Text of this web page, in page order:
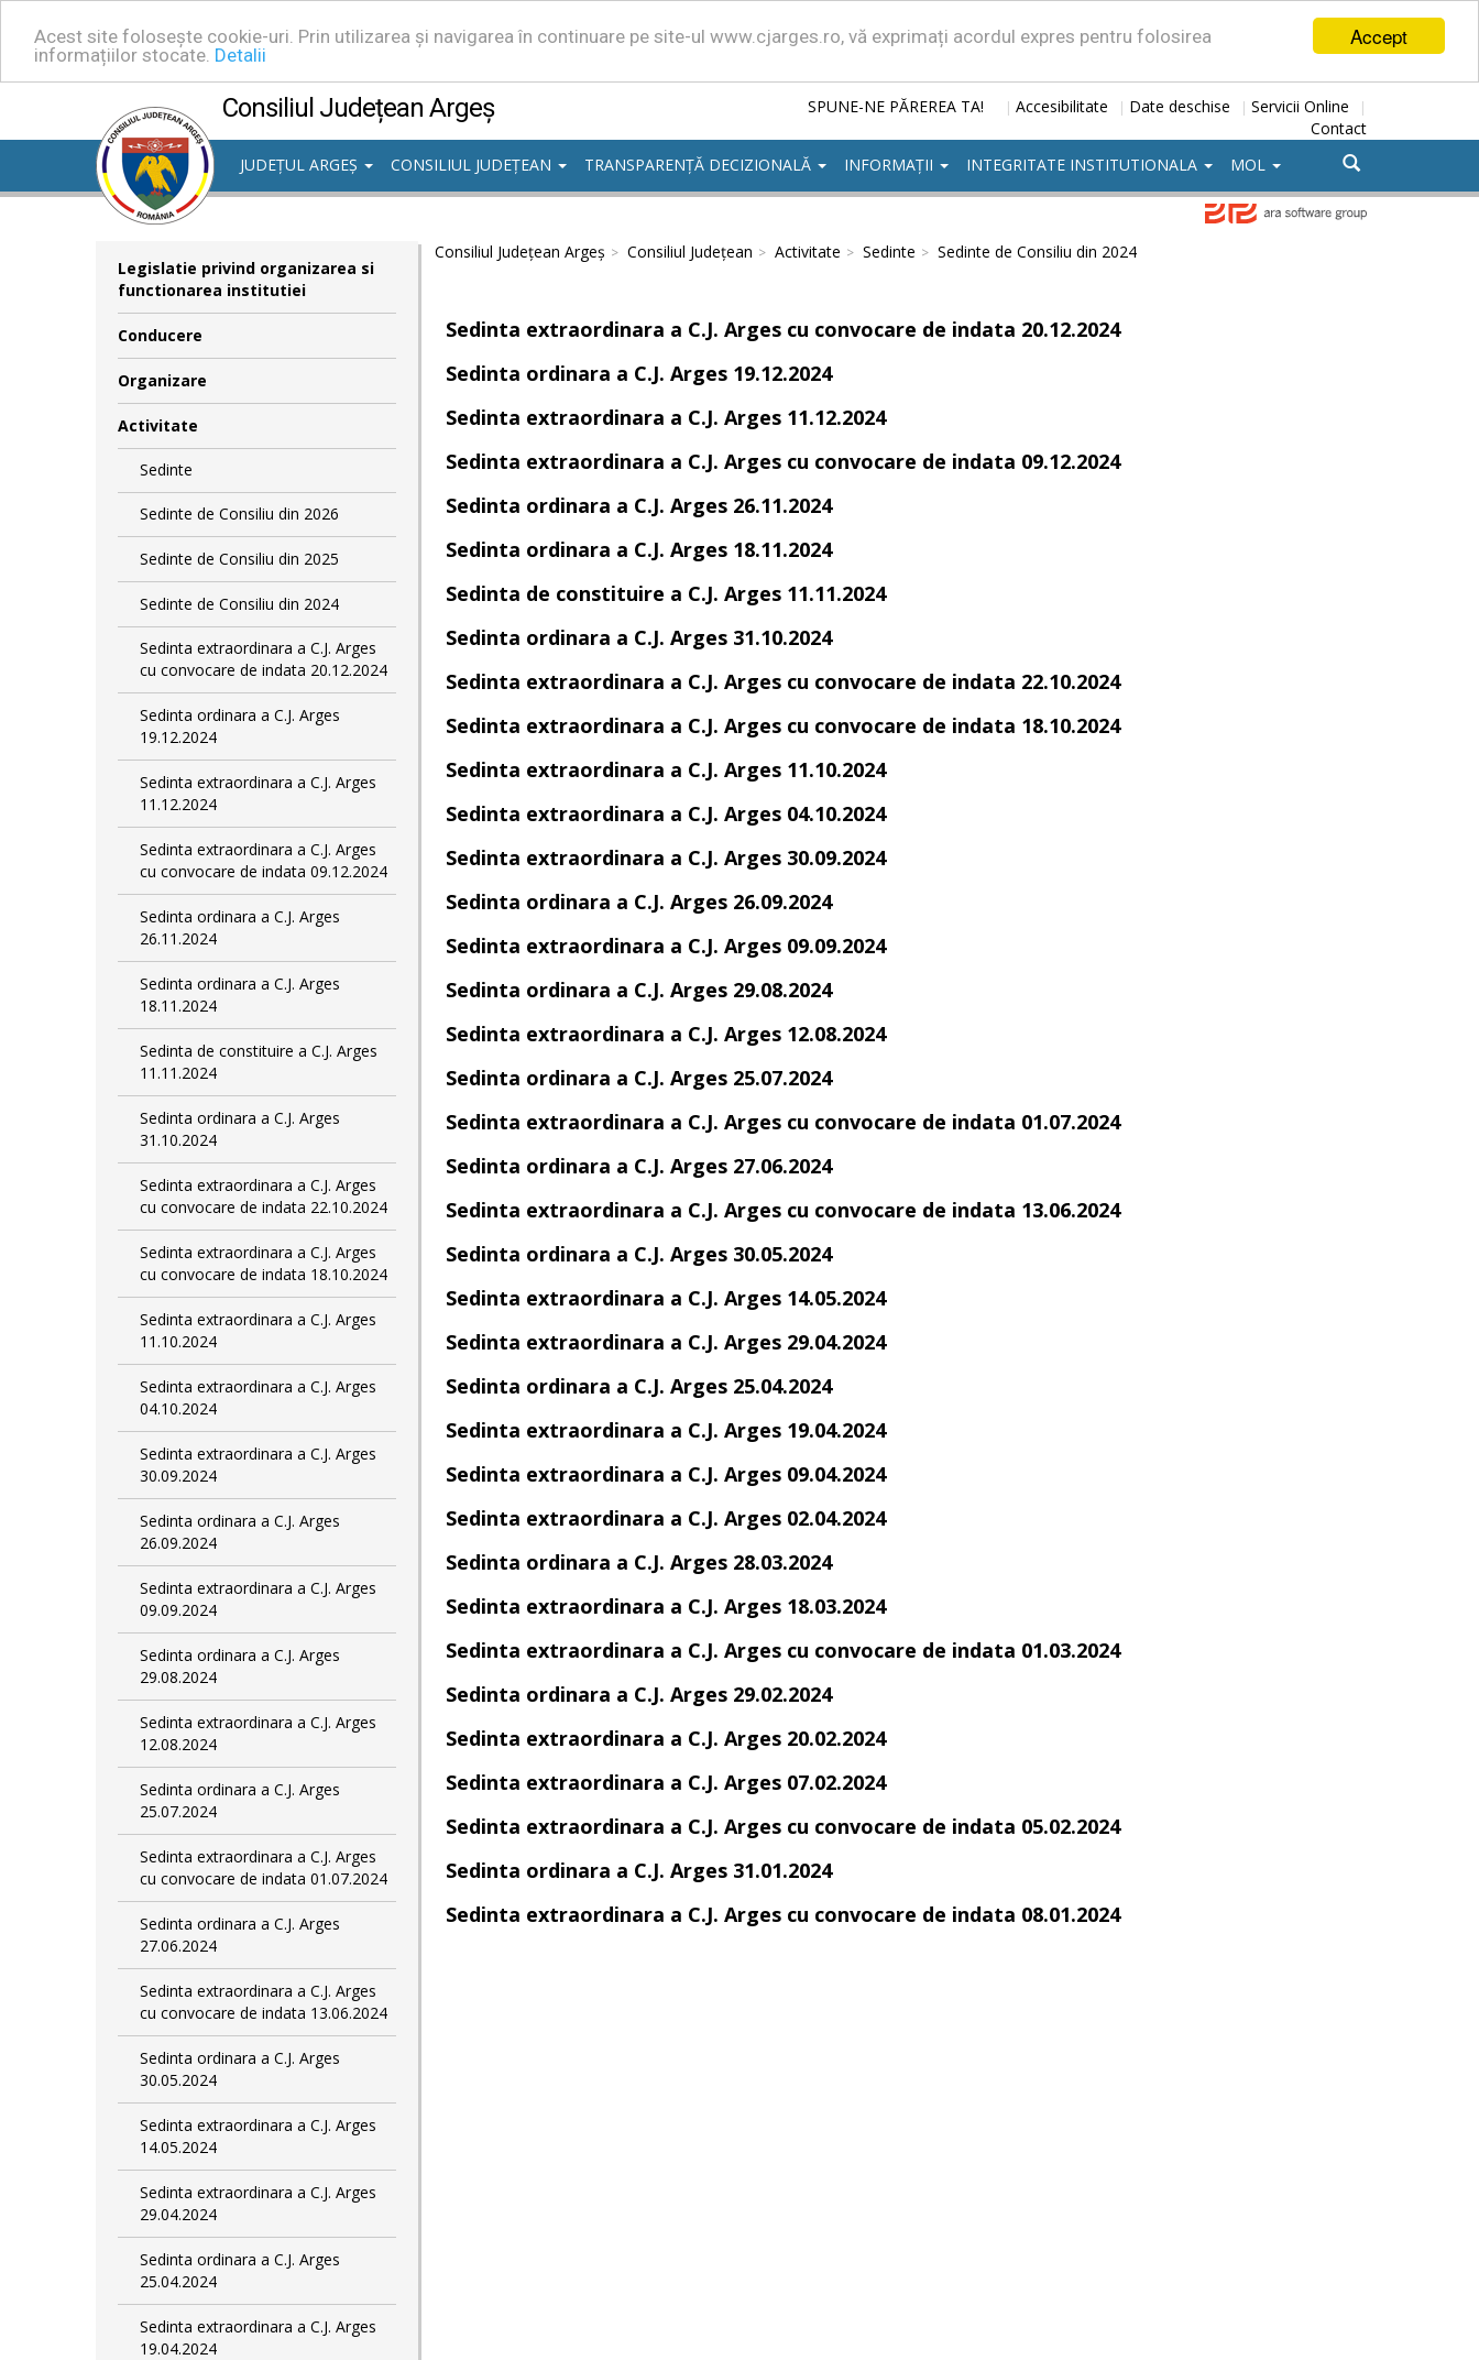
Accept
Acest site folosește cookie-uri. Prin utilizarea și navigarea în continuare pe site-ul www.cjarges.ro, vă exprimați acordul expres pentru folosirea
informațiilor stocate. Detalii
Consiliul Județean Argeș SPUNE-NE PĂREREA TA! | Accesibilitate | Date deschise | Servicii Online |
Contact
JUDEȚUL ARGEȘ
CONSILIUL JUDEȚEAN TRANSPARENȚĂ DECIZIONALĂ INFORMAȚII INTEGRITATE INSTITUTIONALA MOL
Legislatie privind organizarea si
functionarea institutiei
Conducere
Organizare
Activitate
Sedinte
Sedinte de Consiliu din 2026
Sedinte de Consiliu din 2025
Sedinte de Consiliu din 2024
Sedinta extraordinara a C.J. Arges
cu convocare de indata 20.12.2024
Sedinta ordinara a C.J. Arges
19.12.2024
Sedinta extraordinara a C.J. Arges
11.12.2024
Sedinta extraordinara a C.J. Arges
cu convocare de indata 09.12.2024
Sedinta ordinara a C.J. Arges
26.11.2024
Sedinta ordinara a C.J. Arges
18.11.2024
Sedinta de constituire a C.J. Arges
11.11.2024
Sedinta ordinara a C.J. Arges
31.10.2024
Sedinta extraordinara a C.J. Arges
cu convocare de indata 22.10.2024
Sedinta extraordinara a C.J. Arges
cu convocare de indata 18.10.2024
Sedinta extraordinara a C.J. Arges
11.10.2024
Sedinta extraordinara a C.J. Arges
04.10.2024
Sedinta extraordinara a C.J. Arges
30.09.2024
Sedinta ordinara a C.J. Arges
26.09.2024
Sedinta extraordinara a C.J. Arges
09.09.2024
Sedinta ordinara a C.J. Arges
29.08.2024
Sedinta extraordinara a C.J. Arges
12.08.2024
Sedinta ordinara a C.J. Arges
25.07.2024
Sedinta extraordinara a C.J. Arges
cu convocare de indata 01.07.2024
Sedinta ordinara a C.J. Arges
27.06.2024
Sedinta extraordinara a C.J. Arges
cu convocare de indata 13.06.2024
Sedinta ordinara a C.J. Arges
30.05.2024
Sedinta extraordinara a C.J. Arges
14.05.2024
Sedinta extraordinara a C.J. Arges
29.04.2024
Sedinta ordinara a C.J. Arges
25.04.2024
Sedinta extraordinara a C.J. Arges
19.04.2024
Consiliul Județean Argeș Consiliul Județean Activitate Sedinte Sedinte de Consiliu din 2024
Sedinta extraordinara a C.J. Arges cu convocare de indata 20.12.2024
Sedinta ordinara a C.J. Arges 19.12.2024
Sedinta extraordinara a C.J. Arges 11.12.2024
Sedinta extraordinara a C.J. Arges cu convocare de indata 09.12.2024
Sedinta ordinara a C.J. Arges 26.11.2024
Sedinta ordinara a C.J. Arges 18.11.2024
Sedinta de constituire a C.J. Arges 11.11.2024
Sedinta ordinara a C.J. Arges 31.10.2024
Sedinta extraordinara a C.J. Arges cu convocare de indata 22.10.2024
Sedinta extraordinara a C.J. Arges cu convocare de indata 18.10.2024
Sedinta extraordinara a C.J. Arges 11.10.2024
Sedinta extraordinara a C.J. Arges 04.10.2024
Sedinta extraordinara a C.J. Arges 30.09.2024
Sedinta ordinara a C.J. Arges 26.09.2024
Sedinta extraordinara a C.J. Arges 09.09.2024
Sedinta ordinara a C.J. Arges 29.08.2024
Sedinta extraordinara a C.J. Arges 12.08.2024
Sedinta ordinara a C.J. Arges 25.07.2024
Sedinta extraordinara a C.J. Arges cu convocare de indata 01.07.2024
Sedinta ordinara a C.J. Arges 27.06.2024
Sedinta extraordinara a C.J. Arges cu convocare de indata 13.06.2024
Sedinta ordinara a C.J. Arges 30.05.2024
Sedinta extraordinara a C.J. Arges 14.05.2024
Sedinta extraordinara a C.J. Arges 29.04.2024
Sedinta ordinara a C.J. Arges 25.04.2024
Sedinta extraordinara a C.J. Arges 19.04.2024
Sedinta extraordinara a C.J. Arges 09.04.2024
Sedinta extraordinara a C.J. Arges 02.04.2024
Sedinta ordinara a C.J. Arges 28.03.2024
Sedinta extraordinara a C.J. Arges 18.03.2024
Sedinta extraordinara a C.J. Arges cu convocare de indata 01.03.2024
Sedinta ordinara a C.J. Arges 29.02.2024
Sedinta extraordinara a C.J. Arges 20.02.2024
Sedinta extraordinara a C.J. Arges 07.02.2024
Sedinta extraordinara a C.J. Arges cu convocare de indata 05.02.2024
Sedinta ordinara a C.J. Arges 31.01.2024
Sedinta extraordinara a C.J. Arges cu convocare de indata 08.01.2024